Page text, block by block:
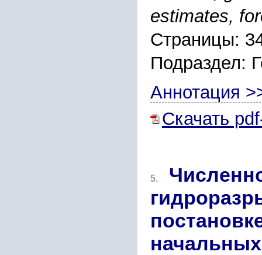
estimates,
Страницы:
Подраздел:
Аннотация
Скачать
5.